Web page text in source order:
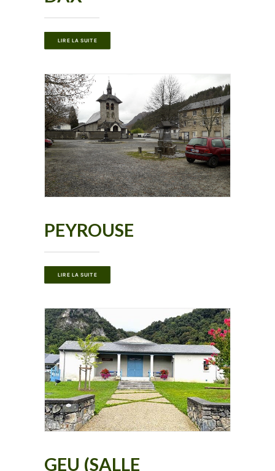
LIRE LA SUITE
PEYROUSE
LIRE LA SUITE
GEU (SALLE